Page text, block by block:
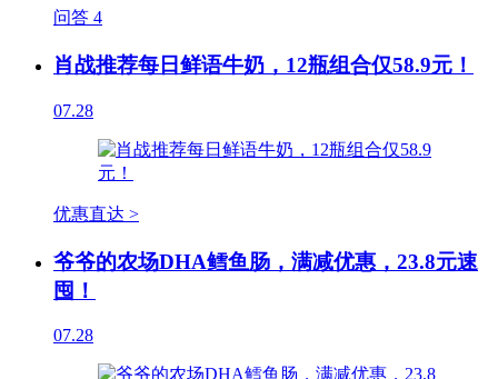
问答 4
肖战推荐每日鲜语牛奶，12瓶组合仅58.9元！
07.28
优惠直达 >
爷爷的农场DHA鳕鱼肠，满减优惠，23.8元速
囤！
07.28